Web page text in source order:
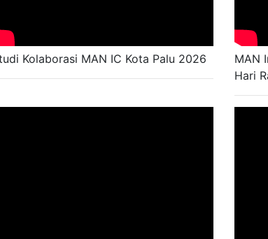
Kolaborasi MAN IC Kota Palu 2026
MAN
Hari